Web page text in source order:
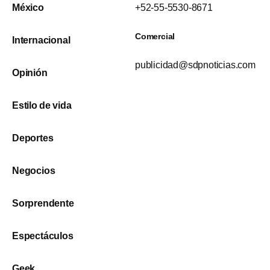
México
Internacional
Opinión
Estilo de vida
Deportes
Negocios
Sorprendente
Espectáculos
+52-55-5530-8671
Comercial
publicidad@sdpnoticias.com